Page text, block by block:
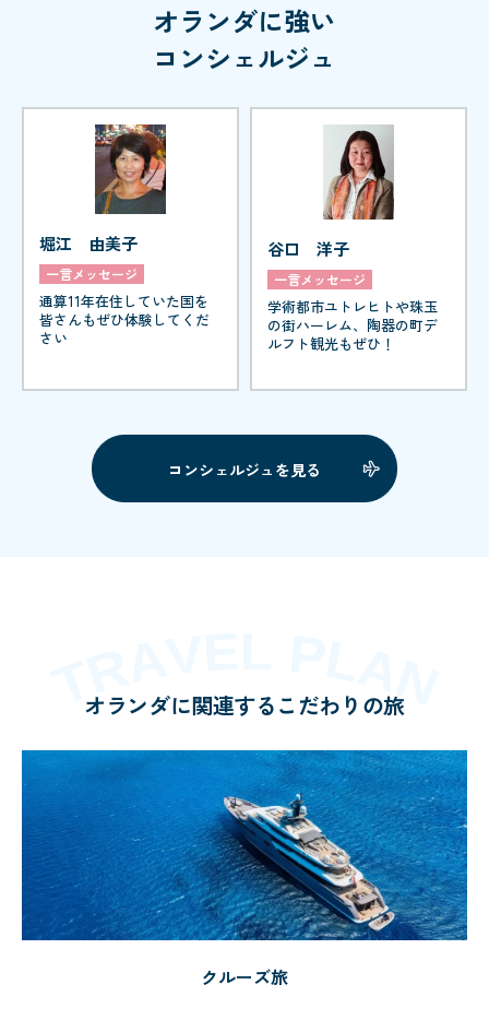
オランダに強い
コンシェルジュ
堀江 由美子
一言メッセージ
通算11年在住していた国を
皆さんもぜひ体験してくだ
さい
谷口 洋子
一言メッセージ
学術都市ユトレヒトや珠玉
の街ハーレム、陶器の町デ
ルフト観光もぜひ！
コンシェルジュを見る
オランダに関連するこだわりの旅
クルーズ旅